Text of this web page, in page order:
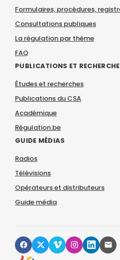
Formulaires, procédures,
Consultations publiques
La régulation par thème
FAQ
PUBLICATIONS ET
Études et recherches
Publications du CSA
Académique
Régulation.be
GUIDE MÉDIAS
Radios
Télévisions
Opérateurs et distributeurs
Guide média